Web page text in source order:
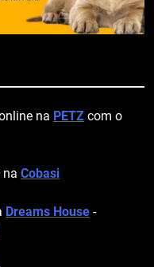
na PETZ com o
na Cobasi
Dreams House -